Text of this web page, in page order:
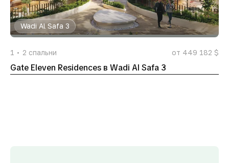
Wadi Al Safa 3
1 2 спальни от 449 182 $
Gate Eleven Residences в Wadi Al Safa 3